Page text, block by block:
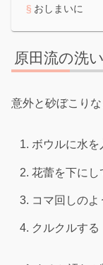
おしまいに
原田流の洗
意外と砂ぼこり
ボウルに水を
花蕾を下にし
コマ回しの
クルクル